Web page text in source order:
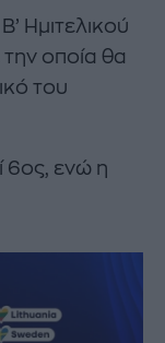
Ημιτελικού
την οποία θα
του
6ος, ενώ η